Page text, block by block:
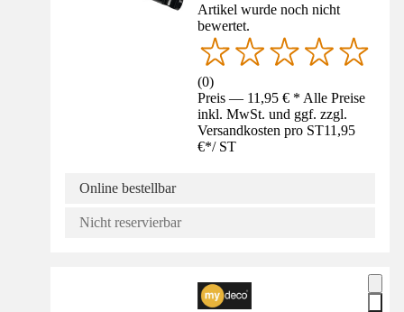
Artikel wurde noch nicht
bewertet.
(0)
Preis — 11,95 € * Alle Preise
inkl. MwSt. und ggf. zzgl.
Versandkosten pro ST11,95
€*/ ST
Online bestellbar
Nicht reservierbar